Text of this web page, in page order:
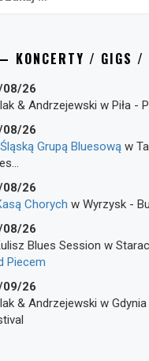
KONCERTY / GIGS
08/26
& Andrzejewski w Piła -
08/26
Grupą Bluesową w
08/26
Chorych w Wyrzysk -
08/26
Blues Session w
Piecem
09/26
& Andrzejewski w Gdynia